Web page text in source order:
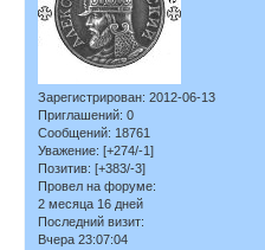
Зарегистрирован: 2012-06-13
Приглашений: 0
Сообщений: 18761
Уважение: [+274/-1]
Позитив: [+383/-3]
Провел на форуме:
2 месяца 16 дней
Последний визит:
Вчера 23:07:04